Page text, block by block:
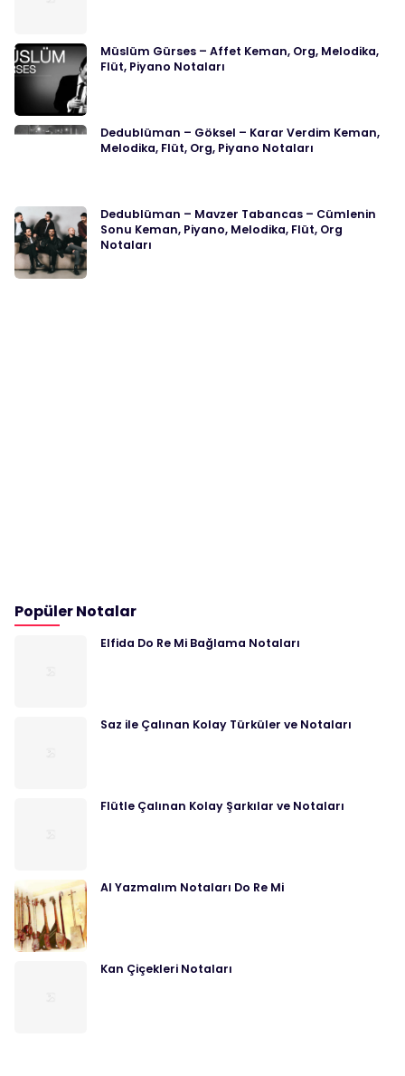
Müslüm Gürses – Affet Keman, Org, Melodika,
Flüt, Piyano Notaları
Dedublüman – Göksel – Karar Verdim Keman,
Melodika, Flüt, Org, Piyano Notaları
Dedublüman – Mavzer Tabancas – Cümlenin
Sonu Keman, Piyano, Melodika, Flüt, Org
Notaları
Popüler Notalar
Elfida Do Re Mi Bağlama Notaları
Saz ile Çalınan Kolay Türküler ve Notaları
Flütle Çalınan Kolay Şarkılar ve Notaları
Al Yazmalım Notaları Do Re Mi
Kan Çiçekleri Notaları